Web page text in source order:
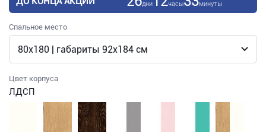
дни часы минуты
Спальное место
Цвет корпуса
ЛДСП